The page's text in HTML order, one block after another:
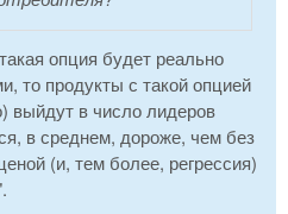
опция будет реально
то продукты с такой опцией
выйдут в число лидеров
в среднем, дороже, чем без
(и, тем более, регрессия)